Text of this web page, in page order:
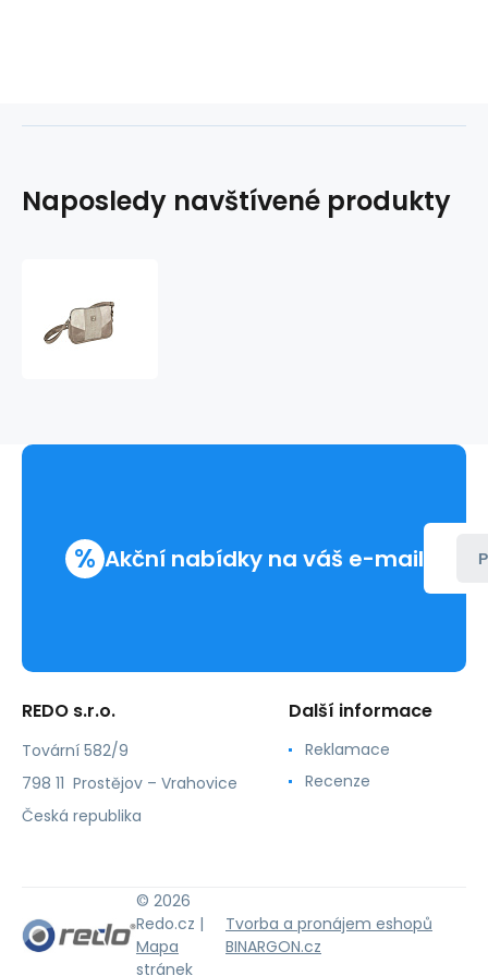
Naposledy navštívené produkty
% Akční nabídky na váš e-mail
REDO s.r.o.
Tovární 582/9
798 11 Prostějov – Vrahovice
Česká republika
Další informace
Reklamace
Recenze
© 2026
Redo.cz |
Mapa
stránek
Tvorba a pronájem eshopů
BINARGON.cz